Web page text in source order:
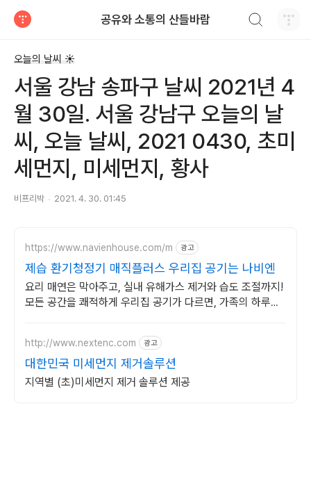
공유와 소통의 산들바람
오늘의 날씨 ☀
서울 강남 송파구 날씨 2021년 4
월 30일. 서울 강남구 오늘의 날
씨, 오늘 날씨, 2021 0430, 초미
세먼지, 미세먼지, 황사
비프리박 2021. 4. 30. 01:45
https://www.navienhouse.com/m 광고
제습 환기청정기 매직플러스 우리집 공기는 나비엔
요리 매연은 막아주고, 실내 유해가스 제거와 습도 조절까지!
모든 공간을 쾌적하게 우리집 공기가 다르면, 가족의 하루도
http://www.nextenc.com 광고
대한민국 미세먼지 제거솔루션
지역별 (초)미세먼지 제거 솔루션 제공